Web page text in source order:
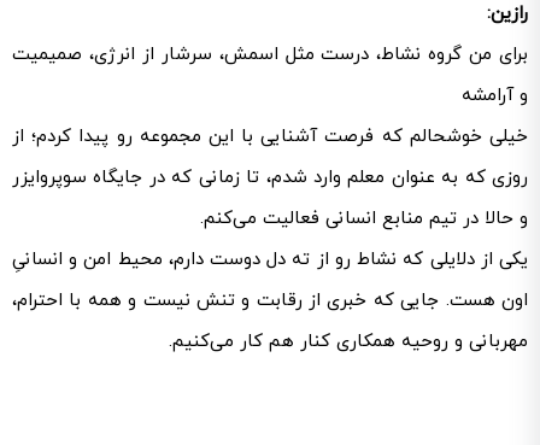
رازین:
برای من گروه نشاط، درست مثل اسمش، سرشار از انرژی، صمیمیت
و آرامشه
خیلی خوشحالم که فرصت آشنایی با این مجموعه رو پیدا کردم؛ از
روزی که به عنوان معلم وارد شدم، تا زمانی که در جایگاه سوپروایزر
و حالا در تیم منابع انسانی فعالیت می‌کنم.
یکی از دلایلی که نشاط رو از ته دل دوست دارم، محیط امن و انسانیِ
اون هست. جایی که خبری از رقابت و تنش نیست و همه با احترام،
مهربانی و روحیه همکاری کنار هم کار می‌کنیم.